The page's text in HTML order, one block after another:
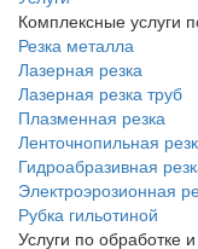
Комплексные услуги
Резка металла
Лазерная резка
Лазерная резка труб
Плазменная резка
Ленточнопильная
Гидроабразивная
Электроэрозионная
Рубка гильотиной
Услуги по обработке